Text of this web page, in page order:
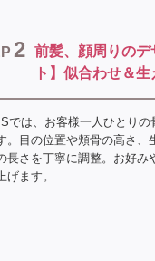
2 前髪、顔周りのデ
ト】似合わせ＆
では、お客様一人ひとりの
。目の位置や頬骨の高さ、
長さを丁寧に調整。お好
げます。